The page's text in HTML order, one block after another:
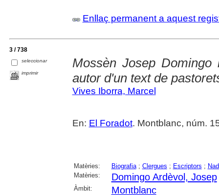
Enllaç permanent a aquest
3 / 738
seleccionar
imprimir
Mossèn Josep
autor d'un text de
Vives Iborra, Marcel
En: El Foradot. Montblanc, núm.
Matèries: Biografia; Clergues ; Escriptors ;
Matèries:
Domingo Ardèvol, Josep
Àmbit: Montblanc